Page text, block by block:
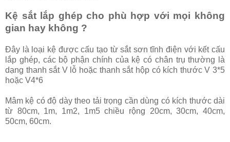
Kệ sắt lắp ghép cho phù hợp với mọi không
gian hay không ?
Đây là loại kệ được cấu tạo từ sắt sơn tĩnh điện với kết cấu
lắp ghép, các bộ phận chính của kệ có chân trụ thường là
dạng thanh sắt V lỗ hoặc thanh sắt hộp có kích thước V 3*5
hoặc V4*6
Mâm kệ có độ dày theo tải trọng cần dùng có kích thước dài
từ 80cm, 1m, 1m2, 1m5 chiều rộng 20cm, 30cm, 40cm,
50cm, 60cm.